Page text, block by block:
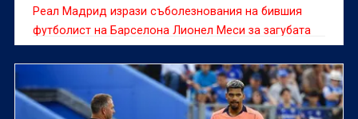
Реал Мадрид изрази съболезнования на бившия
футболист на Барселона Лионел Меси за загубата
на баща му